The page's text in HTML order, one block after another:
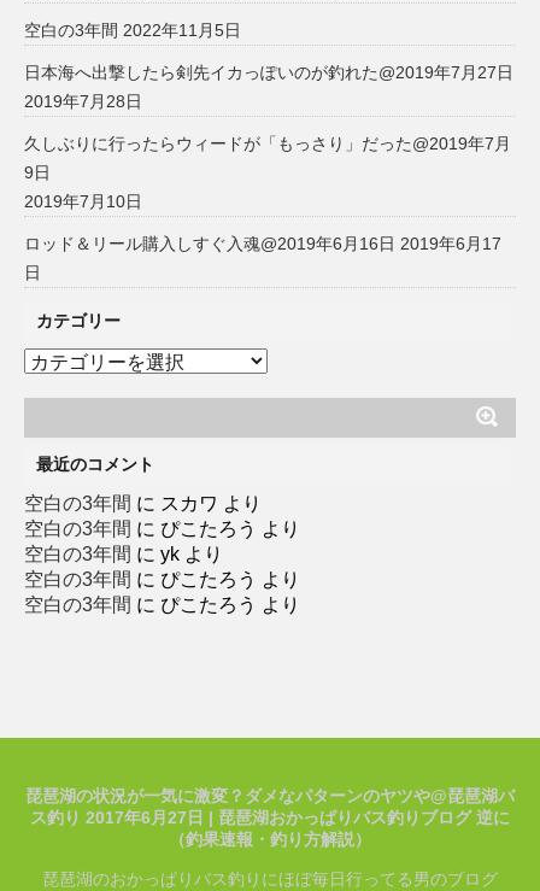
空白の3年間 2022年11月5日
日本海へ出撃したら剣先イカっぽいのが釣れた@2019年7月27日
2019年7月28日
久しぶりに行ったらウィードが「もっさり」だった@2019年7月
9日
2019年7月10日
ロッド＆リール購入しすぐ入魂@2019年6月16日 2019年6月17
日
カテゴリー
カ
リ
ー最近のコメント
空白の3年間 に スカワ より
空白の3年間 に ぴこたろう より
空白の3年間 に yk より
空白の3年間 に ぴこたろう より
空白の3年間 に ぴこたろう より
琵琶湖の状況が一気に激変？ダメなパターンのヤツや@琵琶湖バ
ス釣り 2017年6月27日 | 琵琶湖おかっぱりバス釣りブログ 逆に
（釣果速報・釣り方解説）
琵琶湖のおかっぱりバス釣りにほぼ毎日行ってる男のブログ